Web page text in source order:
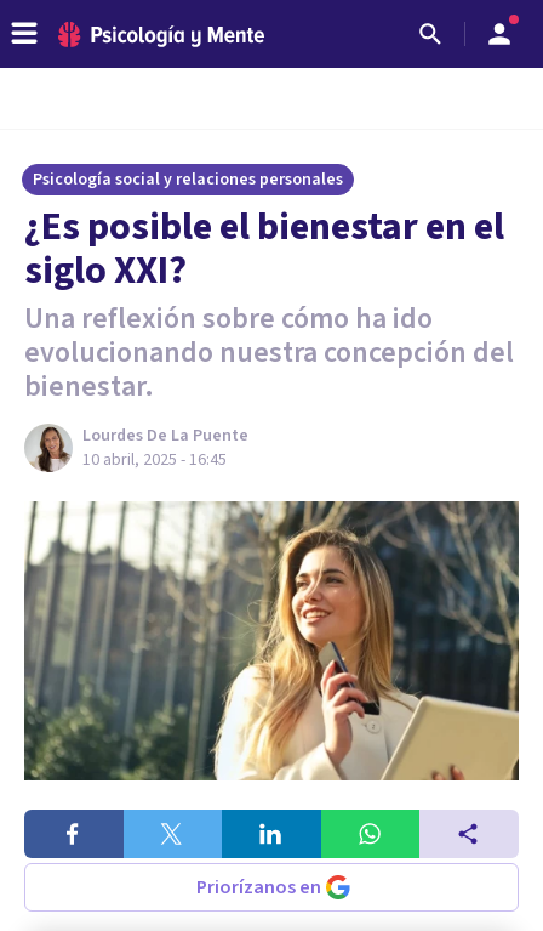
Psicología social y relaciones personales
¿Es posible el bienestar en el
siglo XXI?
Una reflexión sobre cómo ha ido
evolucionando nuestra concepción del
bienestar.
Lourdes De La Puente
10 abril, 2025 - 16:45
Priorízanos en